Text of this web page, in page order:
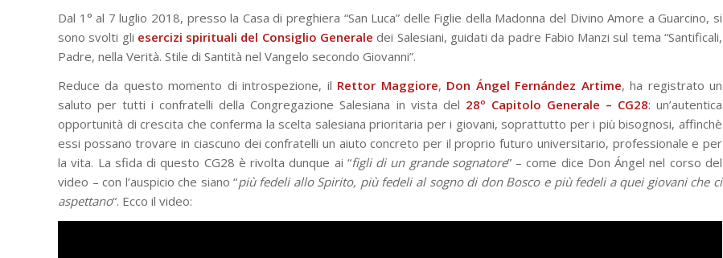
Dal 1° al 7 luglio 2018, presso la Casa di preghiera “San Luca” delle Figlie della Madonna del Divino Amore a Guarcino, si
sono svolti gli esercizi spirituali del Consiglio Generale dei Salesiani, guidati da padre Fabio Manzi sul tema “Santificali,
Padre, nella Verità. Stile di Santità nel Vangelo secondo Giovanni”.
Reduce da questo momento di introspezione, il Rettor Maggiore, Don Ángel Fernández Artime, ha registrato un
saluto per tutti i confratelli della Congregazione Salesiana in vista del 28º Capitolo Generale – CG28: un’autentica
opportunità di crescita che conferma la scelta salesiana prioritaria per i giovani, soprattutto per i più bisognosi, affinchè
essi possano trovare in ciascuno dei confratelli un aiuto concreto per il proprio futuro universitario, professionale e per
la vita. La sfida di questo CG28 è rivolta dunque ai “figli di un grande sognatore” – come dice Don Ángel nel corso del
video – con l’auspicio che siano “più fedeli allo Spirito, più fedeli al sogno di don Bosco e più fedeli a quei giovani che ci
aspettano“. Ecco il video: